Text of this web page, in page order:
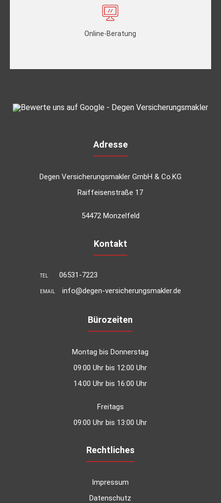
Online-Beratung
Adresse
Degen Versicherungsmakler GmbH & Co.KG
Raiffeisenstraße 17
54472 Monzelfeld
Kontakt
TEL 06531-7223
EMAIL info@degen-versicherungsmakler.de
Bürozeiten
Montag bis Donnerstag
09:00 Uhr bis 12:00 Uhr
14:00 Uhr bis 16:00 Uhr
Freitags
09:00 Uhr bis 13:00 Uhr
Rechtliches
Impressum
Datenschutz